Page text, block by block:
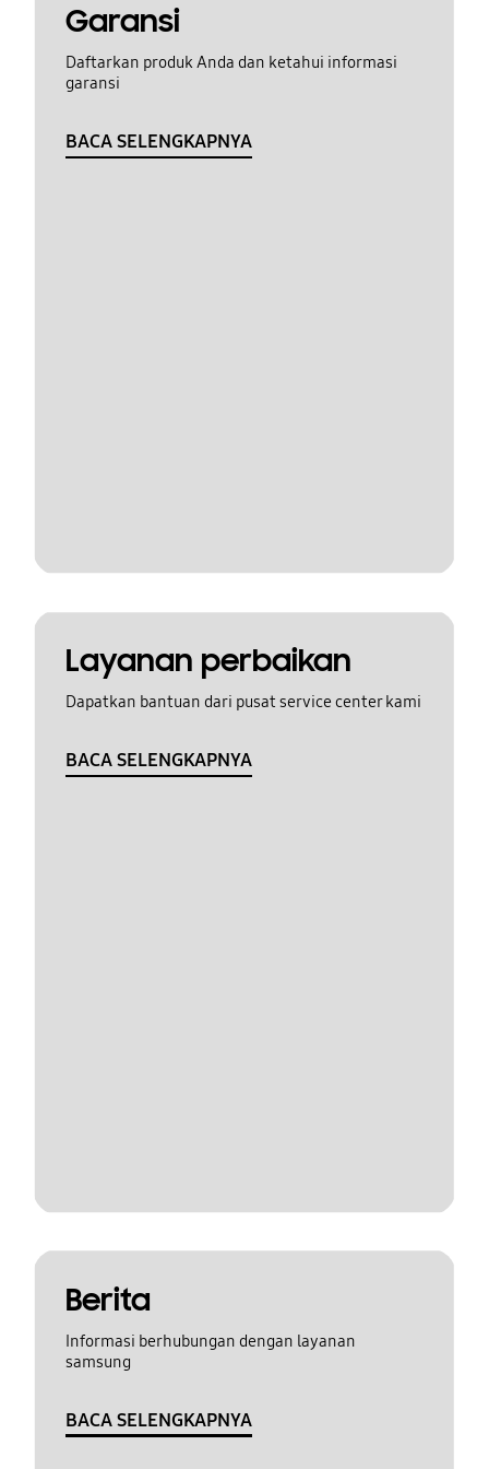
Garansi
Daftarkan produk Anda dan ketahui informasi
garansi
BACA SELENGKAPNYA
Layanan perbaikan
Dapatkan bantuan dari pusat service center kami
BACA SELENGKAPNYA
Berita
Informasi berhubungan dengan layanan
samsung
BACA SELENGKAPNYA